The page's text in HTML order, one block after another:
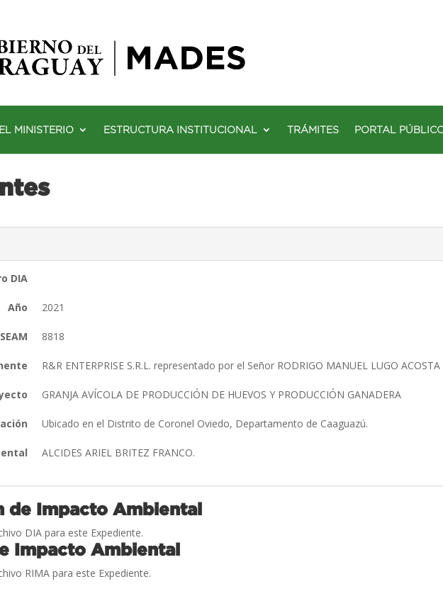
EL MINISTERIO ESTRUCTURA INSTITUCIONAL TRÁMITES PORTAL
DIA
Año 2021
8818
R&R ENTERPRISE S.R.L. representado por el Señor RODRIGO MANUEL LUGO ACOSTA
GRANJA AVÍCOLA DE PRODUCCIÓN DE HUEVOS Y PRODUCCIÓN GANADERA
Ubicado en el Distrito de Coronel Oviedo, Departamento de Caaguazú.
ALCIDES ARIEL BRITEZ FRANCO.
de Impacto Ambiental
DIA para este Expediente.
Impacto Ambiental
RIMA para este Expediente.